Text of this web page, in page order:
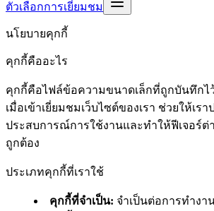
ตัวเลือกการเยี่ยมชม
นโยบายคุกกี้
คุกกี้คืออะไร
คุกกี้คือไฟล์ข้อความขนาดเล็กที่ถูกบันทึก
เมื่อเข้าเยี่ยมชมเว็บไซต์ของเรา ช่วยให้เรา
ประสบการณ์การใช้งานและทำให้ฟีเจอร์ต่
ถูกต้อง
ประเภทคุกกี้ที่เราใช้
คุกกี้ที่จำเป็น: จำเป็นต่อการทำงา